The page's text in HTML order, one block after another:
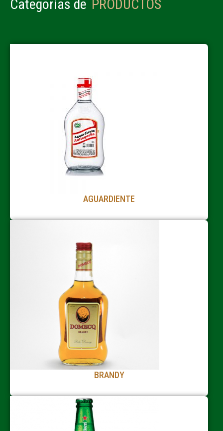
Categorías de PRODUCTOS
AGUARDIENTE
BRANDY